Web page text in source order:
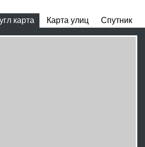
карта Карта улиц Спутник